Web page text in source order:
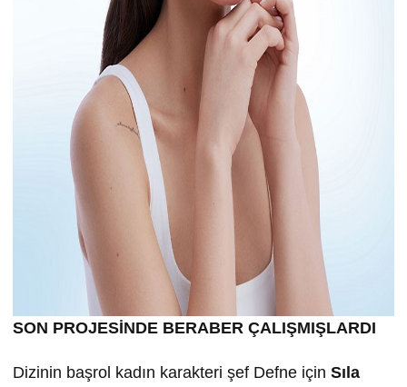
SON PROJESİNDE BERABER ÇALIŞMIŞLARDI
Dizinin başrol kadın karakteri şef Defne için Sıla